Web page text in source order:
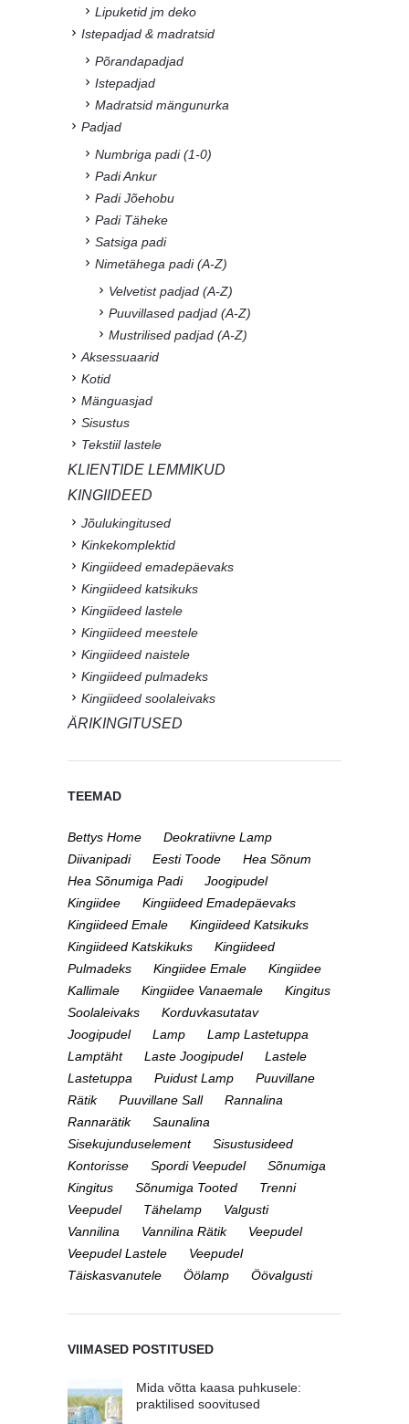
Lipuketid jm deko
Istepadjad & madratsid
Põrandapadjad
Istepadjad
Madratsid mängunurka
Padjad
Numbriga padi (1-0)
Padi Ankur
Padi Jõehobu
Padi Täheke
Satsiga padi
Nimetähega padi (A-Z)
Velvetist padjad (A-Z)
Puuvillased padjad (A-Z)
Mustrilised padjad (A-Z)
Aksessuaarid
Kotid
Mänguasjad
Sisustus
Tekstiil lastele
KLIENTIDE LEMMIKUD
KINGIIDEED
Jõulukingitused
Kinkekomplektid
Kingiideed emadepäevaks
Kingiideed katsikuks
Kingiideed lastele
Kingiideed meestele
Kingiideed naistele
Kingiideed pulmadeks
Kingiideed soolaleivaks
ÄRIKINGITUSED
TEEMAD
Bettys Home
Deokratiivne Lamp
Diivanipadi
Eesti Toode
Hea Sõnum
Hea Sõnumiga Padi
Joogipudel
Kingiidee
Kingiideed Emadepäevaks
Kingiideed Emale
Kingiideed Katsikuks
Kingiideed Katskikuks
Kingiideed
Pulmadeks
Kingiidee Emale
Kingiidee
Kallimale
Kingiidee Vanaemale
Kingitus
Soolaleivaks
Korduvkasutatav
Joogipudel
Lamp
Lamp Lastetuppa
Lamptäht
Laste Joogipudel
Lastele
Lastetuppa
Puidust Lamp
Puuvillane
Rätik
Puuvillane Sall
Rannalina
Rannarätik
Saunalina
Sisekujunduselement
Sisustusideed
Kontorisse
Spordi Veepudel
Sõnumiga
Kingitus
Sõnumiga Tooted
Trenni
Veepudel
Tähelamp
Valgusti
Vannilina
Vannilina Rätik
Veepudel
Veepudel Lastele
Veepudel
Täiskasvanutele
Öölamp Öövalgusti
VIIMASED POSTITUSED
Mida võtta kaasa puhkusele:
praktilised soovitused